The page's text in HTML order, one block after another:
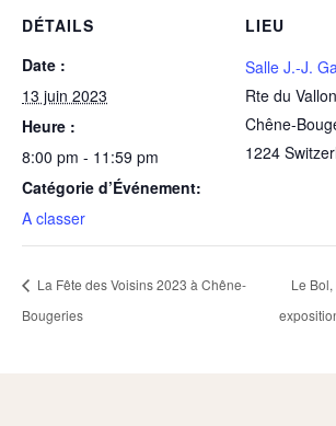
DÉTAILS
Date :
13 juin 2023
Heure :
8:00 pm - 11:59 pm
Catégorie d’Événement:
A classer
LIEU
Salle J.-J.
Rte du
Chêne-
1224
La Fête des Voisins 2023 à Chêne-
Bougeries
Le Bol,